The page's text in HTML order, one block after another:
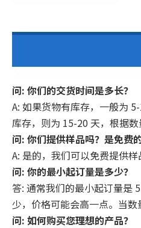
问: 你们的交货时间是多长？
A: 如果货物有库存，一般为
库存，则为 15-20 天，根据数
问: 你们提供样品吗？是免费
A: 是的，我们可以免费提供样
问: 你的最小起订量是多少？
答: 通常我们的最小起订量是
少，价格可能会高一点。当数
问: 如何购买您理想的产品？